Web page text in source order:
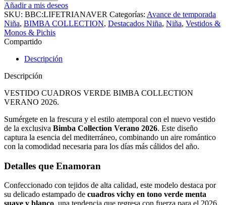
Añadir a mis deseos
SKU: BBC:LIFETRIANAVER Categorías: Avance de temporada
Niña, BIMBA COLLECTION, Destacados Niña, Niña, Vestidos &
Monos & Pichis
Compartido
Descripción
Descripción
VESTIDO CUADROS VERDE BIMBA COLLECTION
VERANO 2026.
Sumérgete en la frescura y el estilo atemporal con el nuevo vestido
de la exclusiva Bimba Collection Verano 2026. Este diseño
captura la esencia del mediterráneo, combinando un aire romántico
con la comodidad necesaria para los días más cálidos del año.
Detalles que Enamoran
Confeccionado con tejidos de alta calidad, este modelo destaca por
su delicado estampado de cuadros vichy en tono verde menta